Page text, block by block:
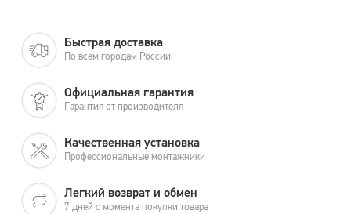
Быстрая доставка
По всем городам России
Официальная гарантия
Гарантия от производителя
Качественная установка
Профессиональные монтажники
Легкий возврат и обмен
7 дней с момента покупки товара